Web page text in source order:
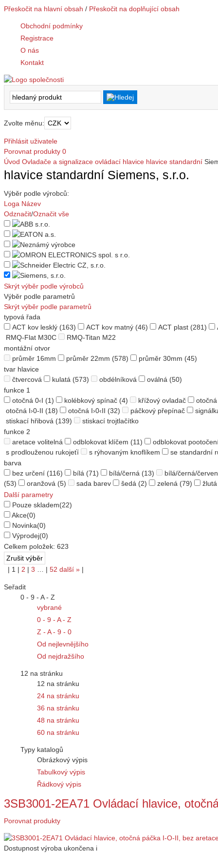
Přeskočit na hlavní obsah / Přeskočit na doplňující obsah
Obchodní podmínky
Registrace
O nás
Kontakt
Zvolte měnu:
Přihlásit uživatele
Porovnat produkty 0
Úvod Ovladače a signalizace ovládací hlavice hlavice standardní
hlavice standardní Siemens, s.r.o.
Výběr podle výrobců:
Loga Název
Odznačit/Označit vše
Skrýt výběr podle výrobců
Výběr podle parametrů
Skrýt výběr podle parametrů
typová řada
ACT kov lesklý (163) ACT kov matný (46) ACT plast (281)
RMQ-Flat M30C
RMQ-Titan M22
montážní otvor
průměr 16mm
průměr 22mm (578) průměr 30mm (45)
tvar hlavice
čtvercová
kulatá (573) obdélníková oválná (50)
funkce 1
otočná 0‹I (1) kolébkový spínač (4) křížový ovladač otočná
otočná I›0-II (18) otočná I›0‹II (32) páčkový přepínač
stiskací hřibová (139)
stiskací trojtlačítko
funkce 2
aretace volitelná
odblokovat klíčem (11)
odblokovat
s prodlouženou rukojeťí
s rýhovaným knoflíkem
se standardní
barva
bez určení (116) bílá (71) bílá/černá (13)
bílá/černá/
(53)
oranžová (5) sada barev šedá (2) zelená (79) žlutá
Další parametry
Pouze skladem(22)
Akce(0)
Novinka(0)
Výprodej(0)
Celkem položek: 623
| 1 | 2 | 3 … | 52 další » |
Seřadit
0 - 9 - A - Z
vybrané
0 - 9 - A - Z
Z - A - 9 - 0
Od nejlevnějšího
Od nejdražšího
12 na stránku
12 na stránku
24 na stránku
36 na stránku
48 na stránku
60 na stránku
Typy katalogů
Obrázkový výpis
Tabulkový výpis
Řádkový výpis
3SB3001-2EA71 Ovládací hlavice,
Porovnat produkty
Dostupnost výroba ukončena i